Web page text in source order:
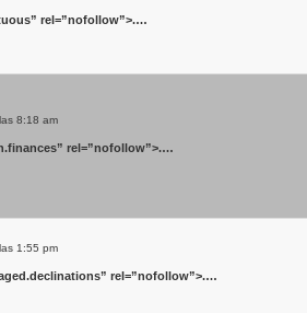
” rel=”nofollow”>.…
8:18 am
” rel=”nofollow”>.…
1:55 pm
” rel=”nofollow”>.…